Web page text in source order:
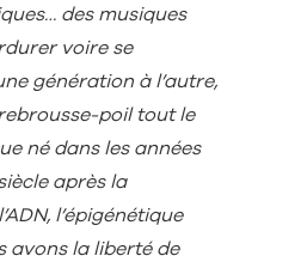
des musiques
voire se
génération à l’autre,
poil tout le
né dans les années
après la
l’épigénétique
avons la liberté de